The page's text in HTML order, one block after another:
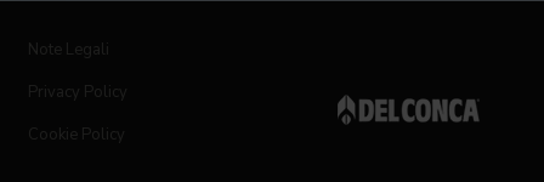
Note Legali
Privacy Policy
Cookie Policy